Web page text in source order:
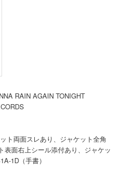
RAIN AGAIN TONIGHT
両面スレあり、ジャケット全角
表面右上シール添付あり、ジャケッ
1D（手書）